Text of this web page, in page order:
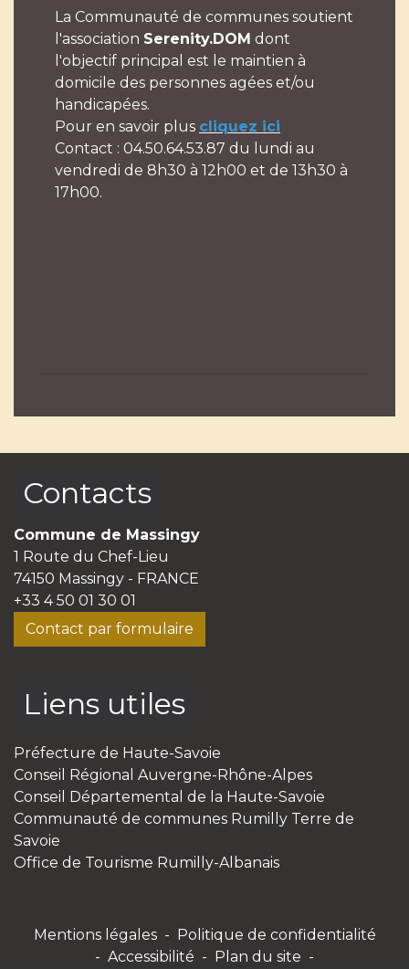
La Communauté de communes soutient
l'association Serenity.DOM dont
l'objectif principal est le maintien à
domicile des personnes agées et/ou
handicapées.
Pour en savoir plus cliquez ici
Contact : 04.50.64.53.87 du lundi au
vendredi de 8h30 à 12h00 et de 13h30 à
17h00.
Contacts
Commune de Massingy
1 Route du Chef-Lieu
74150 Massingy - FRANCE
+33 4 50 01 30 01
Contact par formulaire
Liens utiles
Préfecture de Haute-Savoie
Conseil Régional Auvergne-Rhône-Alpes
Conseil Départemental de la Haute-Savoie
Communauté de communes Rumilly Terre de
Savoie
Office de Tourisme Rumilly-Albanais
Mentions légales - Politique de confidentialité
- Accessibilité - Plan du site -